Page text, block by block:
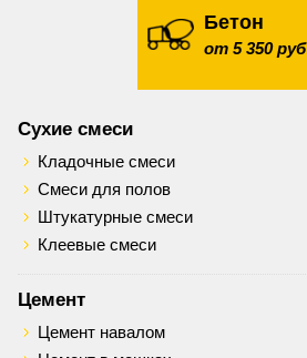
Бетон
от 5 350 руб
Сухие смеси
Кладочные смеси
Смеси для полов
Штукатурные смеси
Клеевые смеси
Цемент
Цемент навалом